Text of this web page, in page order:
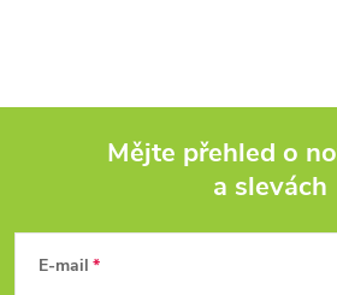
Mějte přehled o
a slevách
E-mail